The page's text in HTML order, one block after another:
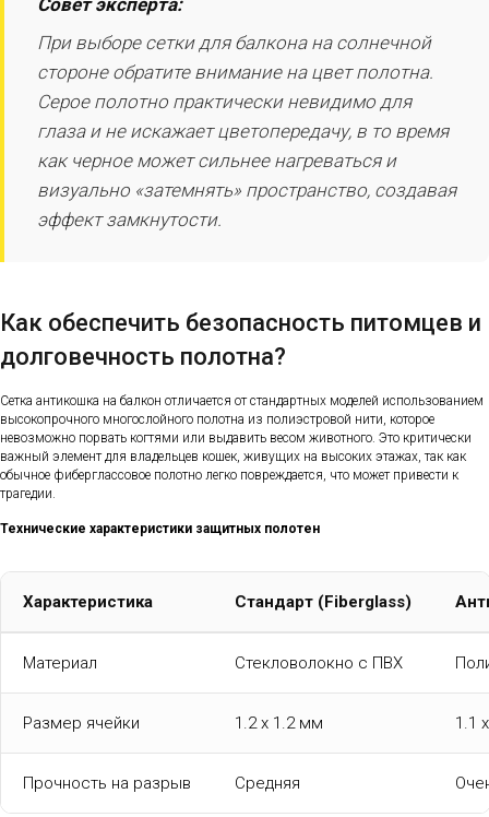
Совет эксперта:
При выборе сетки для балкона на солнечной
стороне обратите внимание на цвет полотна.
Серое полотно практически невидимо для
глаза и не искажает цветопередачу, в то время
как черное может сильнее нагреваться и
визуально «затемнять» пространство, создавая
эффект замкнутости.
Как обеспечить безопасность питомцев и
долговечность полотна?
Сетка антикошка на балкон отличается от стандартных моделей использованием
высокопрочного многослойного полотна из полиэстровой нити, которое
невозможно порвать когтями или выдавить весом животного. Это критически
важный элемент для владельцев кошек, живущих на высоких этажах, так как
обычное фиберглассовое полотно легко повреждается, что может привести к
трагедии.
Технические характеристики защитных полотен
Характеристика Стандарт (Fiberglass)
Материал Стекловолокно с ПВХ
Размер ячейки 1.2 x 1.2 мм 1.1
Прочность на разрыв Средняя